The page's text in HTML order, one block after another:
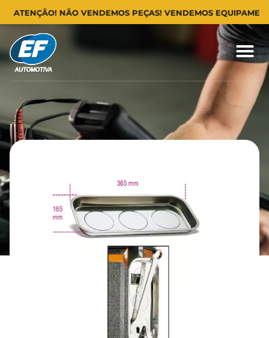
NÃO VENDEMOS PEÇAS! VENDEMOS